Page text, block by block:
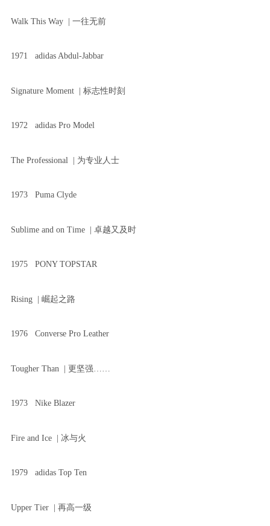
Walk This Way | 一往无前
1971 adidas Abdul-Jabbar
Signature Moment | 标志性时刻
1972 adidas Pro Model
The Professional | 为专业人士
1973 Puma Clyde
Sublime and on Time | 卓越又及时
1975 PONY TOPSTAR
Rising | 崛起之路
1976 Converse Pro Leather
Tougher Than | 更坚强……
1973 Nike Blazer
Fire and Ice | 冰与火
1979 adidas Top Ten
Upper Tier | 再高一级